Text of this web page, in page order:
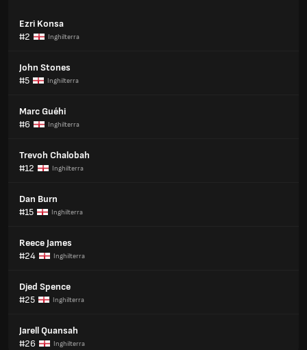
Ezri Konsa
#2
Inghilterra
John Stones
#5
Inghilterra
Marc Guéhi
#6
Inghilterra
Trevoh Chalobah
#12
Inghilterra
Dan Burn
#15
Inghilterra
Reece James
#24
Inghilterra
Djed Spence
#25
Inghilterra
Jarell Quansah
#26
Inghilterra